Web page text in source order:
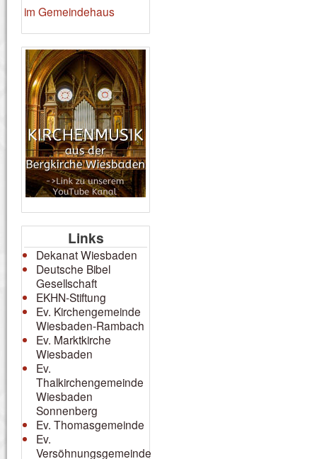
im Gemeindehaus
Links
Dekanat Wiesbaden
Deutsche Bibel
Gesellschaft
EKHN-Stiftung
Ev. Kirchengemeinde
Wiesbaden-Rambach
Ev. Marktkirche
Wiesbaden
Ev.
Thalkirchengemeinde
Wiesbaden
Sonnenberg
Ev. Thomasgemeinde
Ev.
Versöhnungsgemeinde